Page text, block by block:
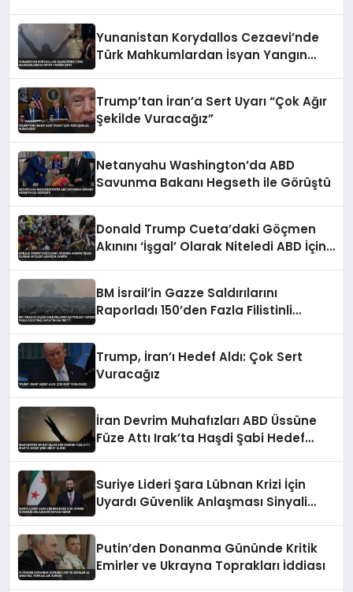
Yunanistan Korydallos Cezaevi’nde
Türk Mahkumlardan İsyan Yangın
Trump’tan İran’a Sert Uyarı “Çok Ağır
Şekilde Vuracağız”
Netanyahu Washington’da ABD
Savunma Bakanı Hegseth ile Görüştü
Donald Trump Cueta’daki Göçmen
Akınını ‘İşgal’ Olarak Niteledi ABD İçin
BM İsrail’in Gazze Saldırılarını
Raporladı 150’den Fazla Filistinli
Trump, İran’ı Hedef Aldı: Çok Sert
Vuracağız
İran Devrim Muhafızları ABD Üssüne
Füze Attı Irak’ta Haşdi Şabi Hedef
Suriye Lideri Şara Lübnan Krizi İçin
Uyardı Güvenlik Anlaşması Sinyali
Putin’den Donanma Gününde Kritik
Emirler ve Ukrayna Toprakları İddiası